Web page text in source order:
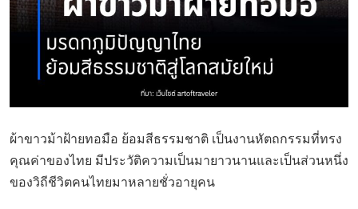
ผ้าขาวม้าฝ้ายทอมือ ย้อมสีธรรมชาติ เป็นงานหัตถกรรมที่ทรง
คุณค่าของไทย มีประวัติความเป็นมายาวนานและเป็นส่วนหนึ่ง
ของวิถีชีวิตคนไทยมาหลายชั่วอายุคน